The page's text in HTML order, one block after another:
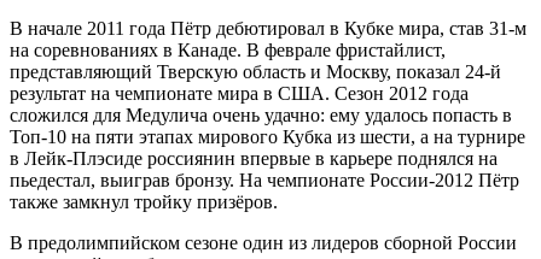
В начале 2011 года Пётр дебютировал в Кубке мира, став 31-м
на соревнованиях в Канаде. В феврале фристайлист,
представляющий Тверскую область и Москву, показал 24-й
результат на чемпионате мира в США. Сезон 2012 года
сложился для Медулича очень удачно: ему удалось попасть в
Топ-10 на пяти этапах мирового Кубка из шести, а на турнире
в Лейк-Плэсиде россиянин впервые в карьере поднялся на
пьедестал, выиграв бронзу. На чемпионате России-2012 Пётр
также замкнул тройку призёров.
В предолимпийском сезоне один из лидеров сборной России